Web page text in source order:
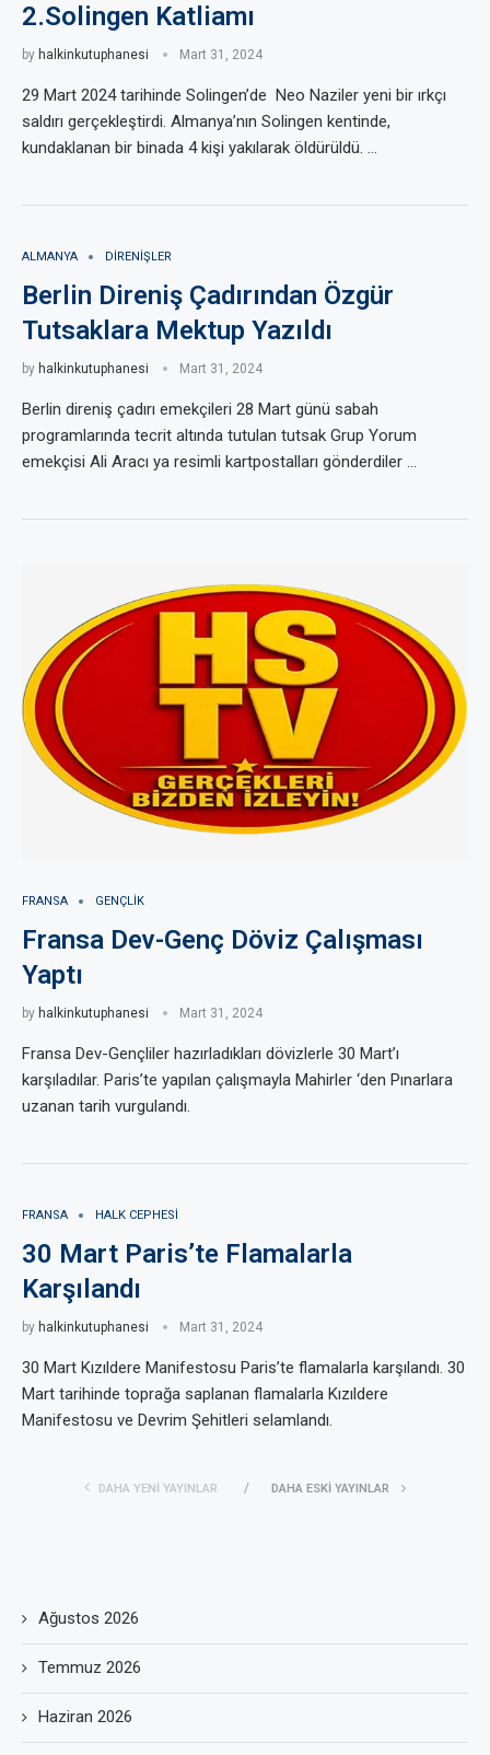
2.Solingen Katliamı
by halkinkutuphanesi Mart 31, 2024
29 Mart 2024 tarihinde Solingen’de Neo Naziler yeni bir ırkçı
saldırı gerçekleştirdi. Almanya’nın Solingen kentinde,
kundaklanan bir binada 4 kişi yakılarak öldürüldü. …
ALMANYA DIRENIŞLER
Berlin Direniş Çadırından Özgür
Tutsaklara Mektup Yazıldı
by halkinkutuphanesi Mart 31, 2024
Berlin direniş çadırı emekçileri 28 Mart günü sabah
programlarında tecrit altında tutulan tutsak Grup Yorum
emekçisi Ali Aracı ya resimli kartpostalları gönderdiler …
FRANSA GENÇLIK
Fransa Dev-Genç Döviz Çalışması
Yaptı
by halkinkutuphanesi Mart 31, 2024
Fransa Dev-Gençliler hazırladıkları dövizlerle 30 Mart’ı
karşıladılar. Paris’te yapılan çalışmayla Mahirler ‘den Pınarlara
uzanan tarih vurgulandı.
FRANSA HALK CEPHESI
30 Mart Paris’te Flamalarla
Karşılandı
by halkinkutuphanesi Mart 31, 2024
30 Mart Kızıldere Manifestosu Paris’te flamalarla karşılandı. 30
Mart tarihinde toprağa saplanan flamalarla Kızıldere
Manifestosu ve Devrim Şehitleri selamlandı.
DAHA YENI YAYINLAR DAHA ESKI YAYINLAR
Ağustos 2026
Temmuz 2026
Haziran 2026